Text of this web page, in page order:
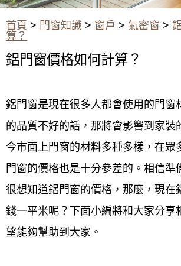
首頁 > 門窗知識 > 窗戶 > 氣密窗 >
算？
鋁門窗價格如何計算？
鋁門窗是現在很多人都會使用的門窗
的品質不好的話，那將會影響到家裝
今市面上門窗的材料多種多樣，在眾
門窗的價格也是十分參差的。相信準
很想知道鋁門窗的價格，那麼，現在
錢一平米呢？下面小編將和大家分享
望能夠幫助到大家。